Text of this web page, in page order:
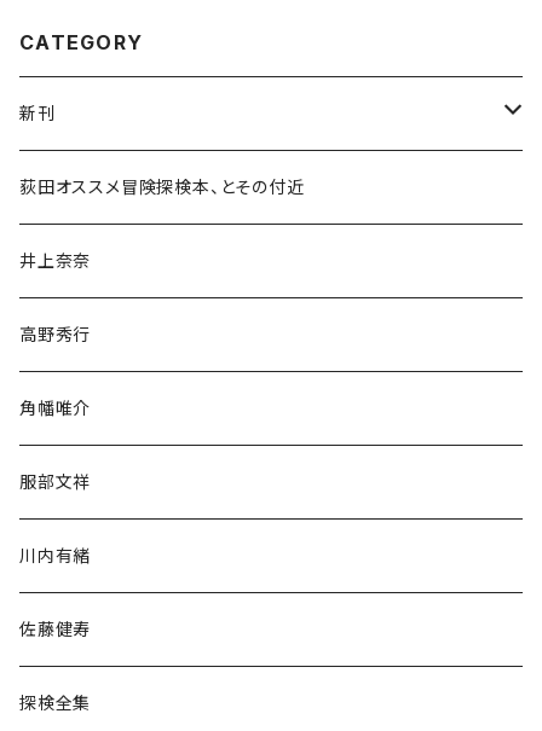
CATEGORY
新刊
和書
文学・小説・物語
随筆・ノンフィクション・その他
民族・風習
荻田オススメ冒険探検本、とその付近
井上奈奈
高野秀行
角幡唯介
服部文祥
川内有緒
佐藤健寿
探検全集